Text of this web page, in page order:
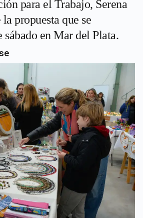
para el Trabajo, Serena
propuesta que se
sábado en Mar del Plata.